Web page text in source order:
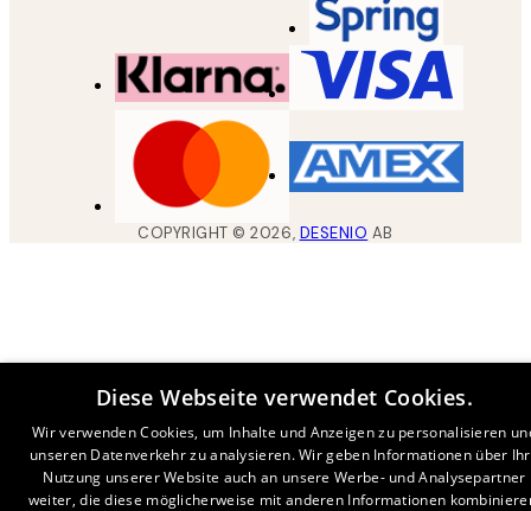
COPYRIGHT ©2026, DESENIO AB
Diese Webseite verwendet Cookies.
Wir verwenden Cookies, um Inhalte und Anzeigen zu personalisieren
unseren Datenverkehr zu analysieren. Wir geben Informationen über
Nutzung unserer Website auch an unsere Werbe- und Analysepartner
weiter, die diese möglicherweise mit anderen Informationen